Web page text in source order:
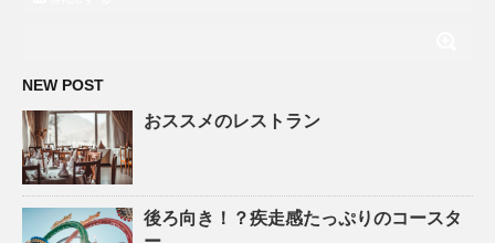
NEW POST
おススメのレストラン
後ろ向き！？疾走感たっぷりのコースタ